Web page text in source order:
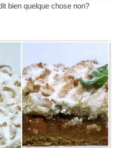
bien quelque chose non?